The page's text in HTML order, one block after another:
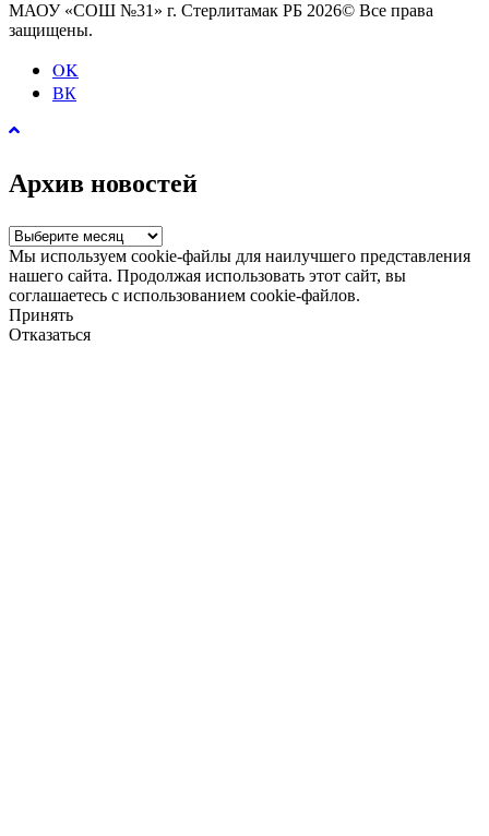
МАОУ «СОШ №31» г. Стерлитамак РБ 2026© Все права
защищены.
OK
ВК
Архив новостей
Архив
новостей
Мы используем cookie-файлы для наилучшего представления
нашего сайта. Продолжая использовать этот сайт, вы
соглашаетесь с использованием cookie-файлов.
Принять
Отказаться